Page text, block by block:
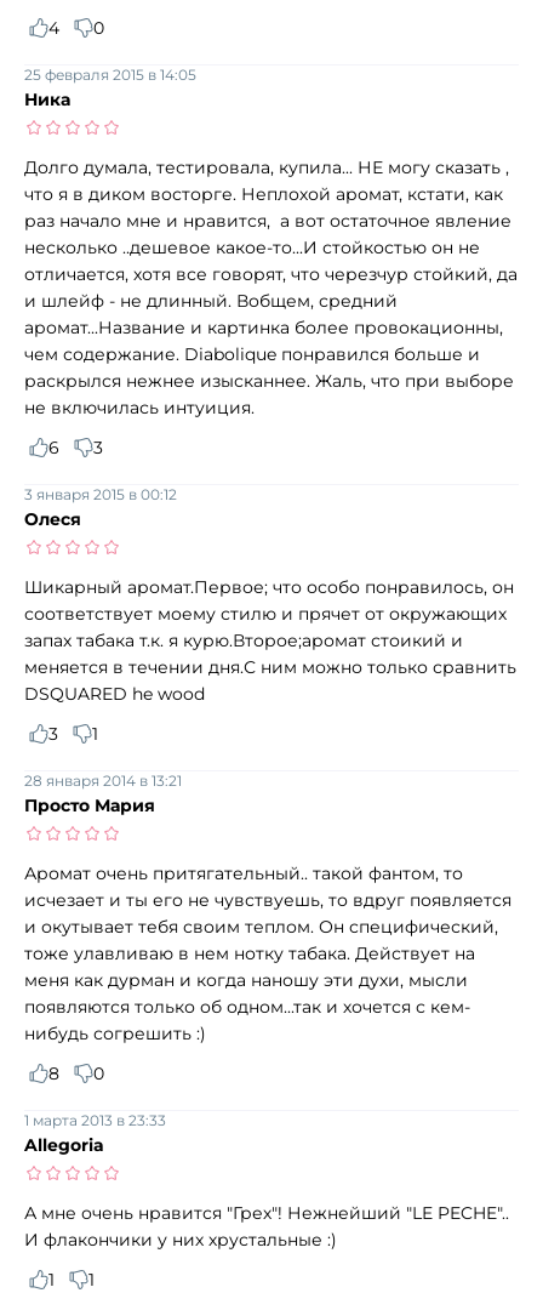
4
0
Ника
25 февраля 2015 в 14:05
Долго думала, тестировала, купила... НЕ могу сказать ,
что я в диком восторге. Неплохой аромат, кстати, как
раз начало мне и нравится, а вот остаточное явление
несколько ..дешевое какое-то...И стойкостью он не
отличается, хотя все говорят, что черезчур стойкий, да
и шлейф - не длинный. Вобщем, средний
аромат...Название и картинка более провокационны,
чем содержание. Diabolique понравился больше и
раскрылся нежнее изысканнее. Жаль, что при выборе
не включилась интуиция.
6
3
Олеся
3 января 2015 в 00:12
Шикарный аромат.Первое; что особо понравилось, он
соответствует моему стилю и прячет от окружающих
запах табака т.к. я курю.Второе;аромат стоикий и
меняется в течении дня.С ним можно только сравнить
DSQUARED he wood
3
1
Просто Мария
28 января 2014 в 13:21
Аромат очень притягательный.. такой фантом, то
исчезает и ты его не чувствуешь, то вдруг появляется
и окутывает тебя своим теплом. Он специфический,
тоже улавливаю в нем нотку табака. Действует на
меня как дурман и когда наношу эти духи, мысли
появляются только об одном...так и хочется с кем-
нибудь согрешить :)
8
0
Allegoria
1 марта 2013 в 23:33
А мне очень нравится "Грех"! Нежнейший "LE PECHE"..
И флакончики у них хрустальные :)
1
1